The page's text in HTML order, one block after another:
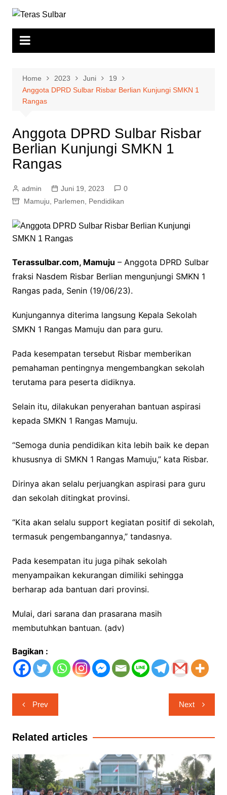
content
Home 2023 Juni
19
Anggota DPRD Sulbar Risbar Berlian Kunjungi SMKN 1
Rangas
Anggota DPRD Sulbar Risbar
Berlian Kunjungi SMKN 1
Rangas
admin Juni 19, 2023
0
Mamuju, Parlemen, Pendidikan
Terassulbar.com, Mamuju – Anggota DPRD Sulbar
fraksi Nasdem Risbar Berlian mengunjungi SMKN 1
Rangas pada, Senin (19/06/23).
Kunjungannya diterima langsung Kepala Sekolah
SMKN 1 Rangas Mamuju dan para guru.
Pada kesempatan tersebut Risbar memberikan
pemahaman pentingnya mengembangkan sekolah
terutama para peserta didiknya.
Selain itu, dilakukan penyerahan bantuan aspirasi
kepada SMKN 1 Rangas Mamuju.
“Semoga dunia pendidikan kita lebih baik ke depan
khususnya di SMKN 1 Rangas Mamuju,” kata Risbar.
Dirinya akan selalu perjuangkan aspirasi para guru
dan sekolah ditingkat provinsi.
“Kita akan selalu support kegiatan positif di sekolah,
termasuk pengembangannya,” tandasnya.
Pada kesempatan itu juga pihak sekolah
menyampaikan kekurangan dimiliki sehingga
berharap ada bantuan dari provinsi.
Mulai, dari sarana dan prasarana masih
membutuhkan bantuan. (adv)
Bagikan :
Navigasi
pos
Prev Next
Related articles